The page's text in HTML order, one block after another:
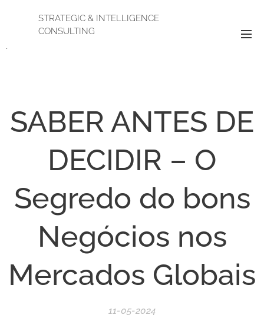
STRATEGIC & INTELLIGENCE
CONSULTING
.
SABER ANTES DE
DECIDIR – O
Segredo do bons
Negócios nos
Mercados Globais
11-05-2024